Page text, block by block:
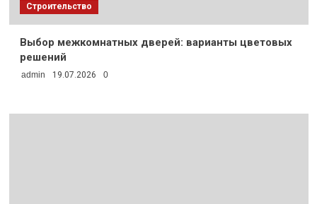
Строительство
Выбор межкомнатных дверей: варианты цветовых
решений
admin 19.07.2026 0